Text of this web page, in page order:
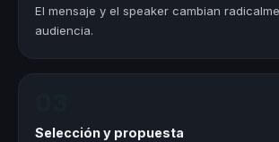
El mensaje y el speaker cambian
audiencia.
Selección y propuesta